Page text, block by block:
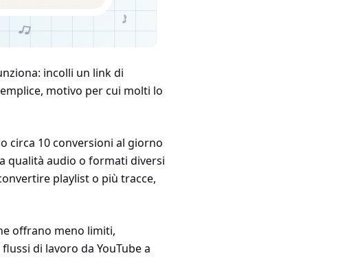
incolli un link di
motivo per cui molti lo
circa 10 conversioni al giorno
qualità audio o formati diversi
playlist o più tracce,
offrano meno limiti,
di lavoro da YouTube a